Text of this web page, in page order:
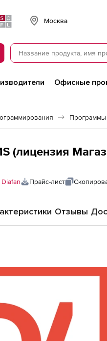
Москва
Офисные
Программы
(лицензия
Diafan Прайс-лист
Отзывы